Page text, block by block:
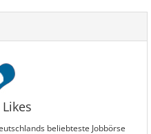
beliebteste Jobbörse